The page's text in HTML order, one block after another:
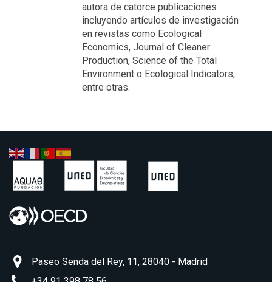
autora de catorce publicaciones
incluyendo artículos de investigación
en revistas como Ecological
Economics, Journal of Cleaner
Production, Science of the Total
Environment o Ecological Indicators,
entre otras.
Paseo Senda del Rey, 11, 28040 - Madrid